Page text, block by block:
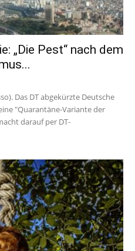
„Die Pest“ nach dem
Das DT abgekürzte Deutsche
"Quarantäne-Variante der
darauf per DT-